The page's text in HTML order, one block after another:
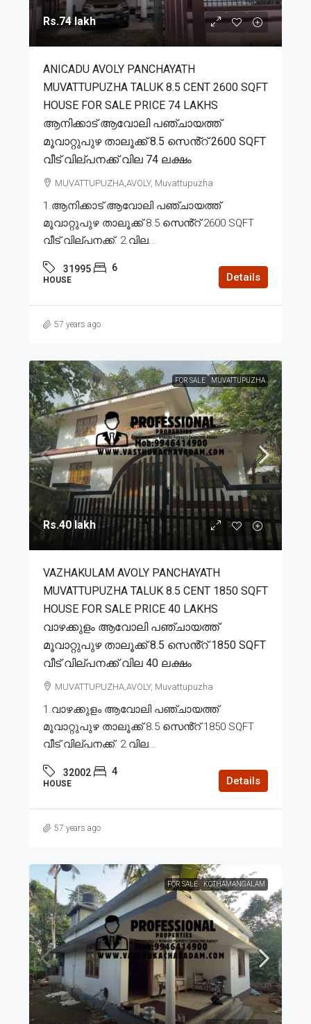
Rs.74 lakh
ANICADU AVOLY PANCHAYATH
MUVATTUPUZHA TALUK 8.5 CENT 2600 SQFT
HOUSE FOR SALE PRICE 74 LAKHS
ആനിക്കാട് ആവോലി പഞ്ചായത്ത്
മൂവാറ്റുപുഴ താലൂക്ക് 8.5 സെൻ്റ് 2600 SQFT
വീട് വില്പനക്ക് വില 74 ലക്ഷം
MUVATTUPUZHA,AVOLY, Muvattupuzha
1.ആനിക്കാട് ആവോലി പഞ്ചായത്ത്
മൂവാറ്റുപുഴ താലൂക്ക് 8.5 സെൻ്റ് 2600 SQFT
വീട് വില്പനക്ക്. 2.വില...
31995 6
HOUSE Details
57 years ago
FOR SALE MUVATTUPUZHA
Rs.40 lakh
VAZHAKULAM AVOLY PANCHAYATH
MUVATTUPUZHA TALUK 8.5 CENT 1850 SQFT
HOUSE FOR SALE PRICE 40 LAKHS
വാഴക്കുളം ആവോലി പഞ്ചായത്ത്
മൂവാറ്റുപുഴ താലൂക്ക് 8.5 സെൻ്റ് 1850 SQFT
വീട് വില്പനക്ക് വില 40 ലക്ഷം
MUVATTUPUZHA,AVOLY, Muvattupuzha
1.വാഴക്കുളം ആവോലി പഞ്ചായത്ത്
മൂവാറ്റുപുഴ താലൂക്ക് 8.5 സെൻ്റ് 1850 SQFT
വീട് വില്പനക്ക്. 2.വില...
32002 4
HOUSE Details
57 years ago
FOR SALE KOTHAMANGALAM